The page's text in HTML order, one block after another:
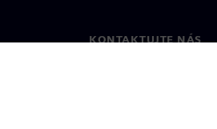
KONTAKTUJTE NÁS